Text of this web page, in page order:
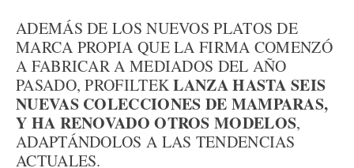
ADEMÁS DE LOS NUEVOS PLATOS DE
MARCA PROPIA QUE LA FIRMA COMENZÓ
A FABRICAR A MEDIADOS DEL AÑO
PASADO, PROFILTEKLANZA HASTA SEIS
NUEVAS COLECCIONES DE MAMPARAS,
Y HA RENOVADO OTROS MODELOS,
ADAPTÁNDOLOS A LAS TENDENCIAS
ACTUALES.